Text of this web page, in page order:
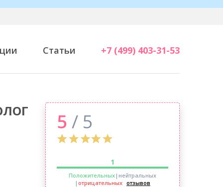
Статьи +7 (499) 403-31-53
5 / 5
1
Положительных|нейтральных
| отрицательных отзывов